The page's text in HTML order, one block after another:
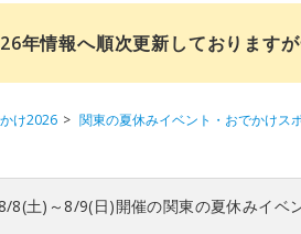
年情報へ順次更新しております
け2026 関東の夏休みイベント・おでかけス
8(土)～8/9(日)開催の関東の夏休みイベ